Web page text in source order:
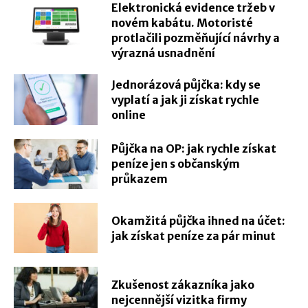
Elektronická evidence tržeb v
novém kabátu. Motoristé
protlačili pozměňující návrhy a
výrazná usnadnění
Jednorázová půjčka: kdy se
vyplatí a jak ji získat rychle
online
Půjčka na OP: jak rychle získat
peníze jen s občanským
průkazem
Okamžitá půjčka ihned na účet:
jak získat peníze za pár minut
Zkušenost zákazníka jako
nejcennější vizitka firmy